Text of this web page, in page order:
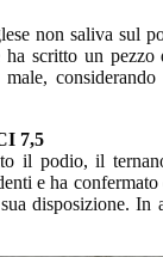
non saliva sul
ha scritto un
7,5
il podio, il
e ha confermato
disposizione. In